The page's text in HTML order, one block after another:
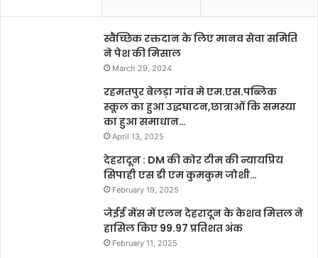
स्वैच्छिक रक्तदान के लिए मानव सेवा समिति
ने पेश की मिसाल
March 29, 2024
रहमतपुर बेलड़ा गांव मे एम.एस.पब्लिक
स्कूल का हुआ उद्धघाटन,छात्राओं कि समस्या
का हुआ समाधान…
April 13, 2025
देहरादून : DM की कोर टीम की न्यायप्रिय
सिपाही एस डी एम कुमकुम जोशी…
February 19, 2025
जेईई मेंस में एलन देहरादून के केशव मित्तल ने
हासिल किए 99.97 प्रतिशत अंक
February 11, 2025